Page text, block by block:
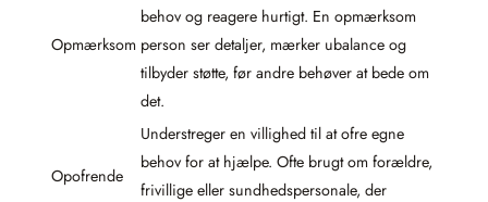
Opmærksom
behov og reagere hurtigt. En opmærksom
person ser detaljer, mærker ubalance og
tilbyder støtte, før andre behøver at bede om
det.
Opofrende
Understreger en villighed til at ofre egne
behov for at hjælpe. Ofte brugt om forældre,
frivillige eller sundhedspersonale, der